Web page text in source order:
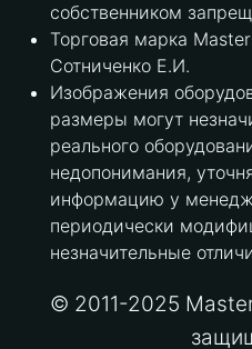
собственником
Торговая марка
Сотниченко Е.И.
Изображения
размеры могут
реального
недопонимания,
информацию у
периодически
незначительные
© 2011-2025